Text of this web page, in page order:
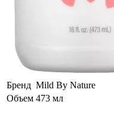
Бренд Mild By Nature
Объем 473 мл